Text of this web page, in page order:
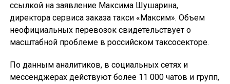
ссылкой на заявление Максима Шушарина,
директора сервиса заказа такси «Максим». Объем
неофициальных перевозок свидетельствует о
масштабной проблеме в российском таксосекторе.
По данным аналитиков, в социальных сетях и
мессенджерах действуют более 11 000 чатов и групп,